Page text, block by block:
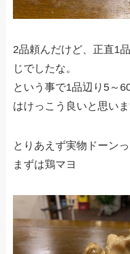
2品頼んだけど、正直1
じでしたな。
という事で1品辺り5～
はけっこう良いと思いま
とりあえず実物ドーン
まずは鶏マヨ